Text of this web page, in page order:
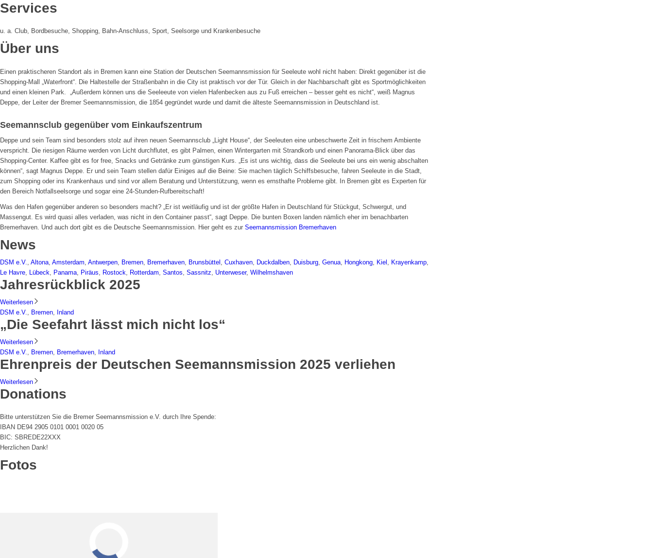
Services
u. a. Club, Bordbesuche, Shopping, Bahn-Anschluss, Sport, Seelsorge und Krankenbesuche
Über uns
Einen praktischeren Standort als in Bremen kann eine Station der Deutschen Seemannsmission für Seeleute wohl nicht haben: Direkt gegenüber ist die
Shopping-Mall „Waterfront“. Die Haltestelle der Straßenbahn in die City ist praktisch vor der Tür. Gleich in der Nachbarschaft gibt es Sportmöglichkeiten
und einen kleinen Park. „Außerdem können uns die Seeleeute von vielen Hafenbecken aus zu Fuß erreichen – besser geht es nicht“, weiß Magnus
Deppe, der Leiter der Bremer Seemannsmission, die 1854 gegründet wurde und damit die älteste Seemannsmission in Deutschland ist.
Seemannsclub gegenüber vom Einkaufszentrum
Deppe und sein Team sind besonders stolz auf ihren neuen Seemannsclub „Light House“, der Seeleuten eine unbeschwerte Zeit in frischem Ambiente
verspricht. Die riesigen Räume werden von Licht durchflutet, es gibt Palmen, einen Wintergarten mit Strandkorb und einen Panorama-Blick über das
Shopping-Center. Kaffee gibt es for free, Snacks und Getränke zum günstigen Kurs. „Es ist uns wichtig, dass die Seeleute bei uns ein wenig abschalten
können“, sagt Magnus Deppe. Er und sein Team stellen dafür Einiges auf die Beine: Sie machen täglich Schiffsbesuche, fahren Seeleute in die Stadt,
zum Shopping oder ins Krankenhaus und sind vor allem Beratung und Unterstützung, wenn es ernsthafte Probleme gibt. In Bremen gibt es Experten für
den Bereich Notfallseelsorge und sogar eine 24-Stunden-Rufbereitschaft!
Was den Hafen gegenüber anderen so besonders macht? „Er ist weitläufig und ist der größte Hafen in Deutschland für Stückgut, Schwergut, und
Massengut. Es wird quasi alles verladen, was nicht in den Container passt“, sagt Deppe. Die bunten Boxen landen nämlich eher im benachbarten
Bremerhaven. Und auch dort gibt es die Deutsche Seemannsmission. Hier geht es zur Seemannsmission Bremerhaven
News
DSM e.V. Altona Amsterdam Antwerpen Bremen Bremerhaven Brunsbüttel Cuxhaven Duckdalben Duisburg Genua Hongkong Kiel Krayenkamp
Le Havre Lübeck Panama Piräus Rostock Rotterdam Santos Sassnitz Unterweser, Wilhelmshaven
Jahresrückblick 2025
Weiterlesen
DSM e.V.
Bremen Inland
„Die Seefahrt lässt mich nicht los“
Weiterlesen
DSM e.V.
Bremen Bremerhaven Inland
Ehrenpreis der Deutschen Seemannsmission 2025 verliehen
Weiterlesen
Donations
Bitte unterstützen Sie die Bremer Seemannsmission e.V. durch Ihre Spende:
IBAN DE94 2905 0101 0001 0020 05
BIC: SBREDE22XXX
Herzlichen Dank!
Fotos